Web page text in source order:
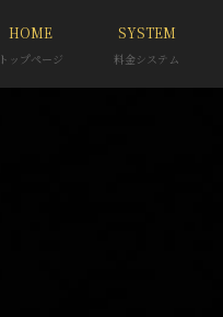
HOME
トップページ
SYSTEM
料金システム